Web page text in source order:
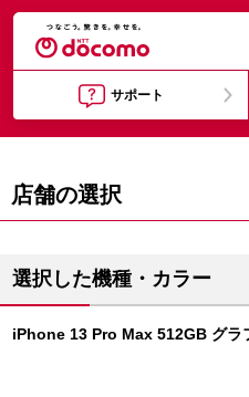
サポート
店舗の選択
選択した機種・カラー
iPhone 13 Pro Max 512GB グラ